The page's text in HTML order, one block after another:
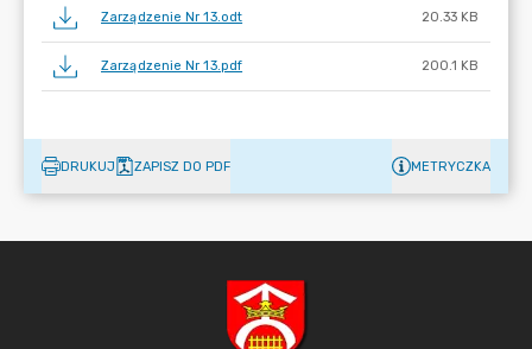
Zarządzenie Nr 13.odt 20.33 KB
Zarządzenie Nr 13.pdf 200.1 KB
DRUKUJ ZAPISZ DO PDF METRYCZKA